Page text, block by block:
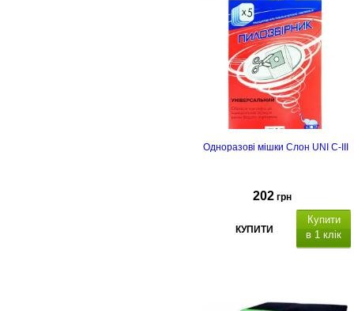
Одноразові мішки Слон UNI C-III
202 грн
КУПИТИ
Купити
в 1 клік